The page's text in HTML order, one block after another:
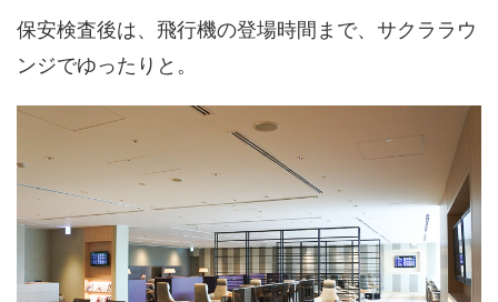
保安検査後は、飛行機の登場時間まで、サクララウ
ンジでゆったりと。